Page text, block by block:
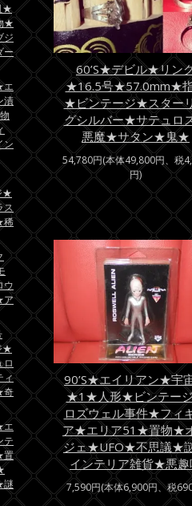
60’S★デビル★リン
★16.5号★57.0mm★
★ビンテージ★スター
グシルバー★サテュロ
悪魔★サタン★鬼★
54,780円(本体49,800円、税
円)
90’S★エイリアン★宇
★1★人形★ビンテー
ロズウェル事件★フィ
ア★エリア51★置物★
ジェ★UFO★不思議★
インテリア雑貨★悪趣
7,590円(本体6,900円、税
★
★
ジ
ー
エ
漬
★
稀
ウ
ア
★
ロ
ィ
奇
エ
テ
置
謎